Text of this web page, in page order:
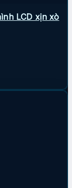
LCD xịn xò